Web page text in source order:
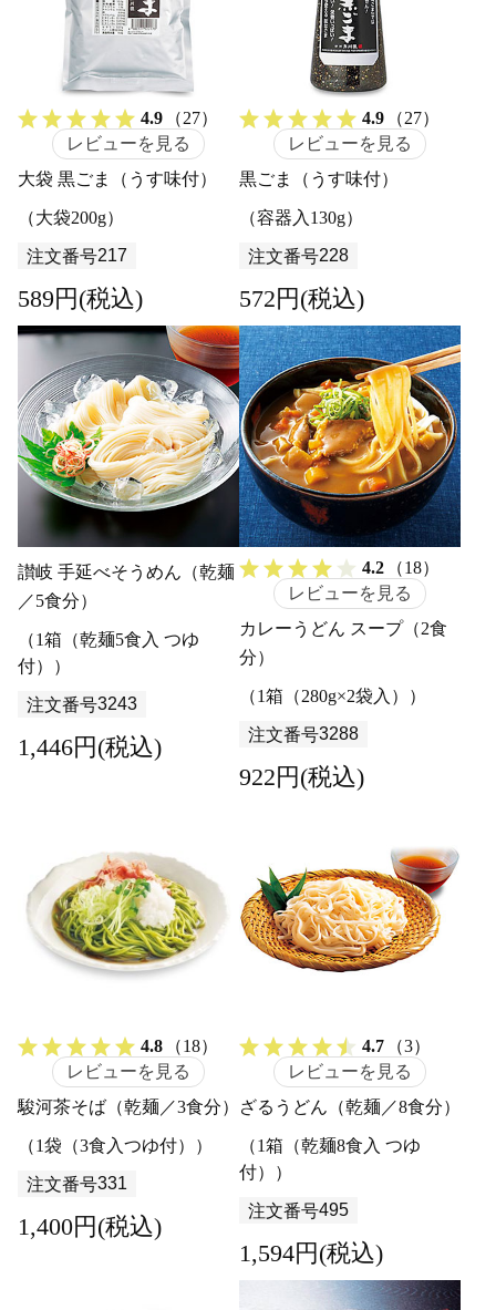
4.9
（27）
レビューを見る
大袋 黒ごま（うす味付）
（大袋200g）
注文番号217
589円(税込)
4.9
（27）
レビューを見る
黒ごま（うす味付）
（容器入130g）
注文番号228
572円(税込)
讃岐 手延べそうめん（乾麺
／5食分）
（1箱（乾麺5食入 つゆ
付））
注文番号3243
1,446円(税込)
4.2
（18）
レビューを見る
カレーうどん スープ（2食
分）
（1箱（280g×2袋入））
注文番号3288
922円(税込)
4.8
（18）
レビューを見る
駿河茶そば（乾麺／3食分）
（1袋（3食入つゆ付））
注文番号331
1,400円(税込)
4.7
（3）
レビューを見る
ざるうどん（乾麺／8食分）
（1箱（乾麺8食入 つゆ
付））
注文番号495
1,594円(税込)